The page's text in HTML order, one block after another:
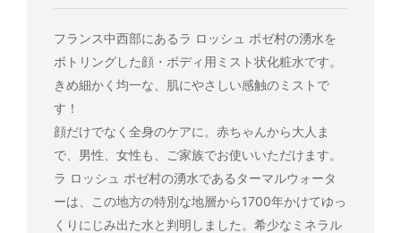
フランス中西部にあるラ ロッシュ ポゼ村の湧水を
ボトリングした顔・ボディ用ミスト状化粧水です。
きめ細かく均一な、肌にやさしい感触のミストで
す！
顔だけでなく全身のケアに。赤ちゃんから大人ま
で、男性、女性も、ご家族でお使いいただけます。
ラ ロッシュ ポゼ村の湧水であるターマルウォータ
ーは、この地方の特別な地層から1700年かけてゆっ
くりにじみ出た水と判明しました。希少なミネラル